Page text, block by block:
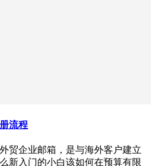
流程
贸企业邮箱，是与海外客户建立
新入门的小白该如何在预算有限